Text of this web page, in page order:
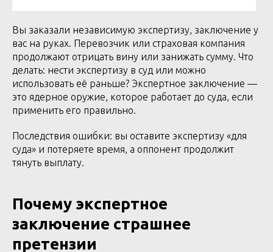
Вы заказали независимую экспертизу, заключение у
вас на руках. Перевозчик или страховая компания
продолжают отрицать вину или занижать сумму. Что
делать: нести экспертизу в суд или можно
использовать её раньше? Экспертное заключение —
это ядерное оружие, которое работает до суда, если
применить его правильно.
Последствия ошибки: вы оставите экспертизу «для
суда» и потеряете время, а оппонент продолжит
тянуть выплату.
Почему экспертное
заключение страшнее
претензии